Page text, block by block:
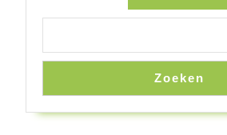
Zoeken